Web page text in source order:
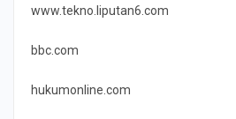
www.tekno.liputan6.com
bbc.com
hukumonline.com